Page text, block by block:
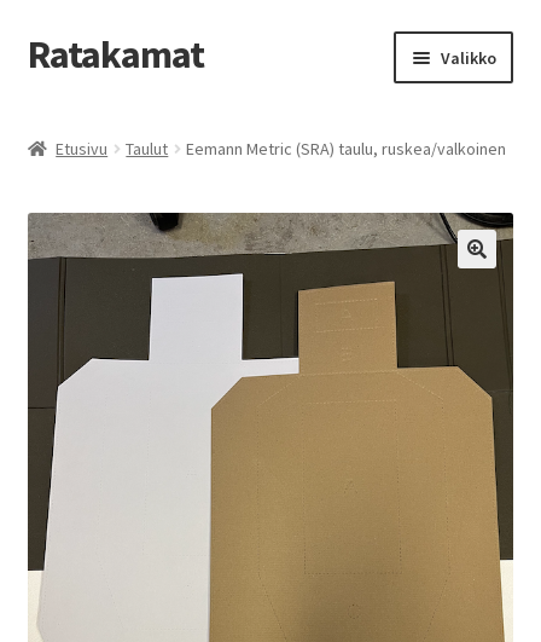
Siirry
navigointiin
Siirry
sisältöön
Ratakamat Valikko
Kassa
Käyttäjätili
Ostoskori
Takuu ja palautukset
Uutiset
Yhteystiedot
Etusivu Taulut Eemann Metric (SRA) taulu, ruskea/valkoinen